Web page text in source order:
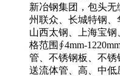
新冶钢集团，包头
州联众、长城特钢、
山西太钢、上海宝
格范围∮4mm-
管、不锈钢板、不
送流体管、高、中低